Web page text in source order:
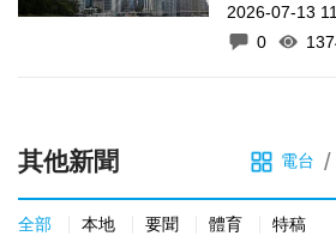
2026-07-13
0
其他新聞 電台 /
全部 本地 要聞 體育 特稿